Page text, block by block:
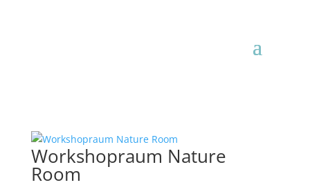
Workshopraum Nature
Room